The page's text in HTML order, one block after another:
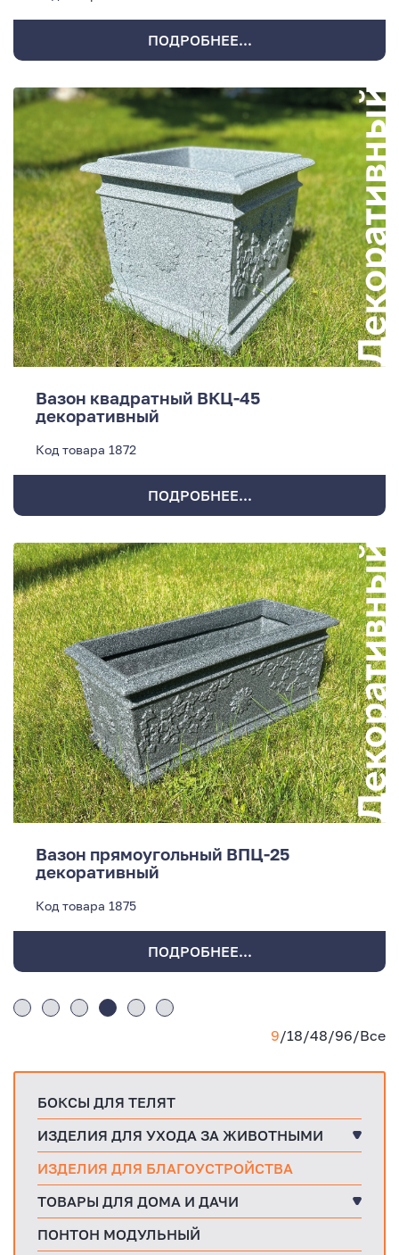
ПОДРОБНЕЕ...
Вазон квадратный ВКЦ-45
декоративный
Код товара 1872
ПОДРОБНЕЕ...
Вазон прямоугольный ВПЦ-25
декоративный
Код товара 1875
ПОДРОБНЕЕ...
9/18/48/96/Все
БОКСЫ ДЛЯ ТЕЛЯТ
ИЗДЕЛИЯ ДЛЯ УХОДА ЗА ЖИВОТНЫМИ
ИЗДЕЛИЯ ДЛЯ БЛАГОУСТРОЙСТВА
ТОВАРЫ ДЛЯ ДОМА И ДАЧИ
ПОНТОН МОДУЛЬНЫЙ